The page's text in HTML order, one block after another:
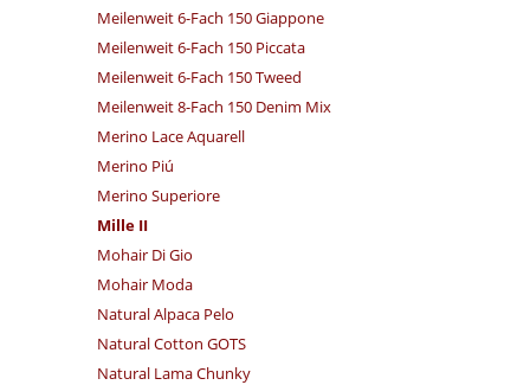
Meilenweit 6-Fach 150 Giappone
Meilenweit 6-Fach 150 Piccata
Meilenweit 6-Fach 150 Tweed
Meilenweit 8-Fach 150 Denim Mix
Merino Lace Aquarell
Merino Piú
Merino Superiore
Mille II
Mohair Di Gio
Mohair Moda
Natural Alpaca Pelo
Natural Cotton GOTS
Natural Lama Chunky